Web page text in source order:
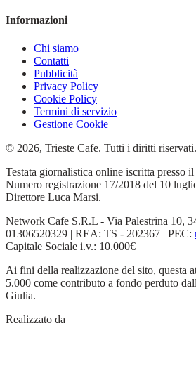
Informazioni
Chi siamo
Contatti
Pubblicità
Privacy Policy
Cookie Policy
Termini di servizio
Gestione Cookie
© 2026, Trieste Cafe. Tutti i diritti riservati.
Testata giornalistica online iscritta presso
Numero registrazione 17/2018 del 10
Direttore Luca Marsi.
Network Cafe S.R.L - Via Palestrina 10,
01306520329 | REA: TS - 202367 | PEC:
Capitale Sociale i.v.: 10.000€
Ai fini della realizzazione del sito, questa
5.000 come contributo a fondo perduto
Giulia.
Realizzato da